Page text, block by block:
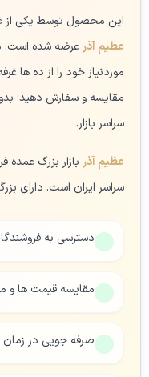
این محصول توسط یکی از
عظیم آذر عرضه شده است.
موردنیاز خود را از ده ها
مقایسه و سفارش دهید؛
سراسر بازار.
عظیم آذر بازار بزرگ عمده
سراسر ایران است. دارای
دسترسی به
مقایسه قیمت ها و
صرفه جویی در زمان